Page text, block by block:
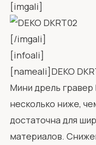
[imgali]
[/imgali]
[infoali]
[nameali]DEKO
Мини дрель гравер
несколько ниже,
достаточна для
материалов.